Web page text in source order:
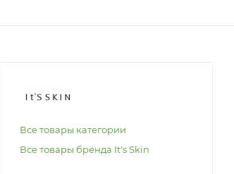
Все товары категории
Все товары бренда It's Skin